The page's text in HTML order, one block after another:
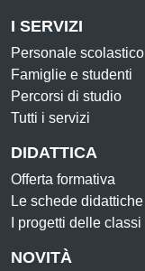
I SERVIZI
Personale scolastico
Famiglie e studenti
Percorsi di studio
Tutti i servizi
DIDATTICA
Offerta formativa
Le schede didattiche
I progetti delle classi
NOVITÀ